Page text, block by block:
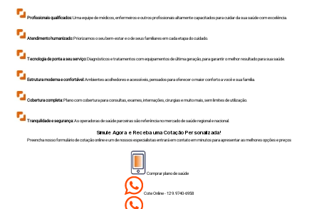
Profissionais qualificados:Uma equipe de médicos, enfermeiros e outros profissionais altamente capacitados para cuidar da sua saúde com excelência.
Atendimento humanizado:Priorizamos o seu bem-estar e o de seus familiares em cada etapa do cuidado.
Tecnologia de ponta a seu serviço:Diagnósticos e tratamentos com equipamentos de última geração, para garantir o melhor resultado para sua saúde.
Estrutura moderna e confortável:Ambientes acolhedores e acessíveis, pensados para oferecer o maior conforto a você e sua família.
Cobertura completa:Plano com cobertura para consultas, exames, internações, cirurgias e muito mais, sem limites de utilização.
Tranquilidade e segurança:As operadoras de saúde parceiras são referência no mercado de saúde regional e nacional.
Simule Agora e Receba uma Cotação Personalizada!
Preencha nosso formulário de cotação online e um de nossos especialistas entrará em contato em minutos para apresentar as melhores opções e preços
Comprar plano de saúde
Cote Online - 12 9.9740-6958